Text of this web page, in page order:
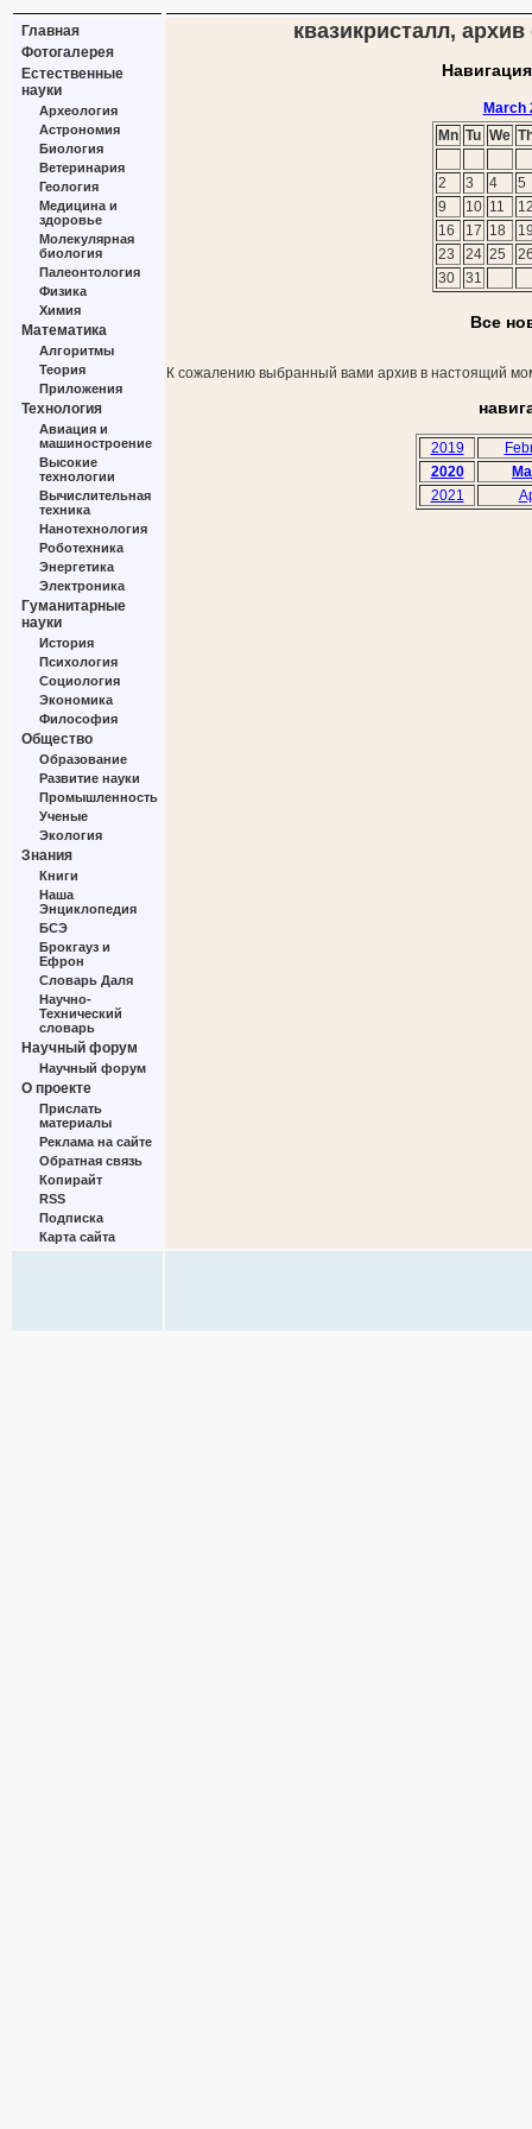
Главная
Фотогалерея
Естественные
науки
Археология
Астрономия
Биология
Ветеринария
Геология
Медицина и
здоровье
Молекулярная
биология
Палеонтология
Физика
Химия
Математика
Алгоритмы
Теория
Приложения
Технология
Авиация и
машиностроение
Высокие
технологии
Вычислительная
техника
Нанотехнология
Роботехника
Энергетика
Электроника
Гуманитарные
науки
История
Психология
Социология
Экономика
Философия
Общество
Образование
Развитие науки
Промышленность
Ученые
Экология
Знания
Книги
Наша
Энциклопедия
БСЭ
Брокгауз и
Ефрон
Словарь Даля
Научно-
Технический
словарь
Научный форум
Научный форум
О проекте
Прислать
материалы
Реклама на сайте
Обратная связь
Копирайт
RSS
Подписка
Карта сайта
квазикристалл,
March
Mn Tu We
2 3 4
5
9
10 11
16
17 18
23
24 25
30
31
Все
К сожалению выбранный вами архив в настоящий
2019
2020
2021